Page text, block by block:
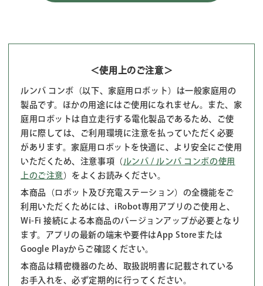
＜使用上のご注意＞
ルンバ コンボ（以下、家庭用ロボット）は一般家庭用の
製品です。ほかの用途にはご使用になれません。また、家
庭用ロボットは自立走行する電化製品であるため、ご使
用に際しては、ご利用環境に注意を払っていただく必要
があります。家庭用ロボットを快適に、より安全にご使用
いただくため、注意事項（ ルンバ / ルンバ コンボの使用
上のご注意）をよくお読みください。
本商品（ロボット及び充電ステーション）の全機能をご
利用いただくためには、iRobot専用アプリのご使用と、
Wi-Fi 接続による本商品のバージョンアップが必要となり
ます。アプリの最新の端末や要件はApp Storeまたは
Google Playからご確認ください。
本商品は精密機器のため、取扱説明書に記載されている
お手入れを、必ず定期的に行ってください。